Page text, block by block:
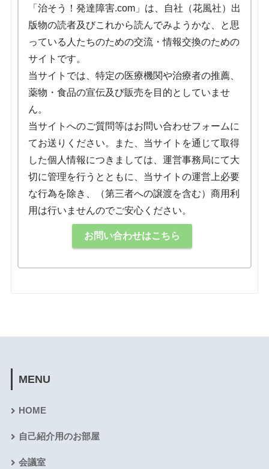
「治そう！発達障害.com」は、自社（花風社）出
版物の読者及びこれから読んでみようかな、と思
っている人たちのための交流・情報交換のための
サイトです。
当サイトでは、特定の医療機関や治療者の推薦、
薬物・食品の宣伝及び販売を目的としていませ
ん。
当サイトへのご質問等はお問い合わせフォームに
てお送りください。また、当サイトを通じて取得
した個人情報につきましては、運営事務局にて大
切に管理を行うとともに、当サイトの運営上必要
な行為を除き、（第三者への譲渡を含む）商用利
用は行いませんのでご安心ください。
お問い合わせはこちら
MENU
HOME
自己紹介用のお部屋
会議室